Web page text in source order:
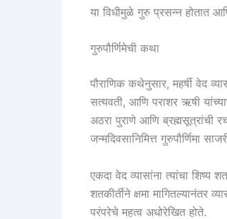
या विधीमुळे गुरु प्रसन्न होतात
गुरुपौर्णिमेची कथा
पौराणिक कथेनुसार, महर्षी वेद
सत्यवती, आणि पराशर ऋषी
अठरा पुराणे आणि ब्रह्मसूत्रांची
जन्मदिवसानिमित्त गुरुपौर्णिमा
एकदा वेद व्यासांना त्यांचा शिष्य
शतकीर्तीने क्षमा मागितल्यानंतर
परंपरेचे महत्व अधोरेखित होते.